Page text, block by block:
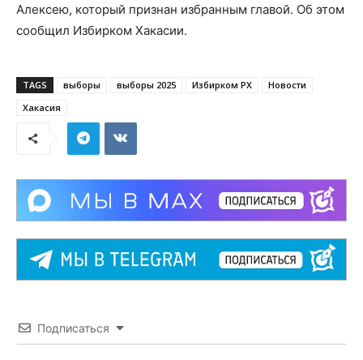
Алексею, который признан избранным главой. Об этом
сообщил Избирком Хакасии.
TAGS выборы выборы 2025 Избирком РХ
Новости
Хакасия
Подписаться